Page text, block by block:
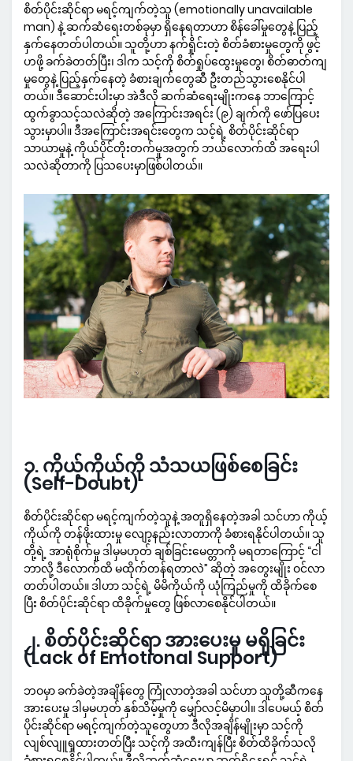
စိတ်ပိုင်းဆိုင်ရာ မရင့်ကျက်တဲ့သူ (emotionally unavailable
man) နဲ့ ဆက်ဆံရေးတစ်ခုမှာ ရှိနေရတာဟာ စိန်ခေါ်မှုတွေနဲ့ ပြည့်
နှက်နေတတ်ပါတယ်။ သူတို့ဟာ နက်ရှိုင်းတဲ့ စိတ်ခံစားမှုတွေကို ဖွင့်
ဟဖို့ ခက်ခဲတတ်ပြီး၊ ဒါက သင့်ကို စိတ်ရှုပ်ထွေးမှုတွေ၊ စိတ်ဓာတ်ကျ
မှုတွေနဲ့ ပြည့်နှက်နေတဲ့ ခံစားချက်တွေဆီ ဦးတည်သွားစေနိုင်ပါ
တယ်။ ဒီဆောင်းပါးမှာ အဲဒီလို ဆက်ဆံရေးမျိုးကနေ ဘာကြောင့်
ထွက်ခွာသင့်သလဲဆိုတဲ့ အကြောင်းအရင်း (၉) ချက်ကို ဖော်ပြပေး
သွားမှာပါ။ ဒီအကြောင်းအရင်းတွေက သင့်ရဲ့ စိတ်ပိုင်းဆိုင်ရာ
သာယာမှုနဲ့ ကိုယ်ပိုင်တိုးတက်မှုအတွက် ဘယ်လောက်ထိ အရေးပါ
သလဲဆိုတာကို ပြသပေးမှာဖြစ်ပါတယ်။
၁. ကိုယ့်ကိုယ်ကို သံသယဖြစ်စေခြင်း
(Self-Doubt)
စိတ်ပိုင်းဆိုင်ရာ မရင့်ကျက်တဲ့သူနဲ့ အတူရှိနေတဲ့အခါ သင်ဟာ ကိုယ့်
ကိုယ်ကို တန်ဖိုးထားမှု လျော့နည်းလာတာကို ခံစားရနိုင်ပါတယ်။ သူ
တို့ရဲ့ အာရုံစိုက်မှု ဒါမှမဟုတ် ချစ်ခြင်းမေတ္တာကို မရတာကြောင့် “ငါ
ဘာလို့ ဒီလောက်ထိ မထိုက်တန်ရတာလဲ” ဆိုတဲ့ အတွေးမျိုး ဝင်လာ
တတ်ပါတယ်။ ဒါဟာ သင့်ရဲ့ မိမိကိုယ်ကို ယုံကြည်မှုကို ထိခိုက်စေ
ပြီး စိတ်ပိုင်းဆိုင်ရာ ထိခိုက်မှုတွေ ဖြစ်လာစေနိုင်ပါတယ်။
၂. စိတ်ပိုင်းဆိုင်ရာ အားပေးမှု မရှိခြင်း
(Lack of Emotional Support)
ဘဝမှာ ခက်ခဲတဲ့အချိန်တွေ ကြုံလာတဲ့အခါ သင်ဟာ သူတို့ဆီကနေ
အားပေးမှု ဒါမှမဟုတ် နှစ်သိမ့်မှုကို မျှော်လင့်မိမှာပါ။ ဒါပေမယ့် စိတ်
ပိုင်းဆိုင်ရာ မရင့်ကျက်တဲ့သူတွေဟာ ဒီလိုအချိန်မျိုးမှာ သင့်ကို
လျစ်လျူရှုထားတတ်ပြီး သင့်ကို အထီးကျန်ပြီး စိတ်ထိခိုက်သလို